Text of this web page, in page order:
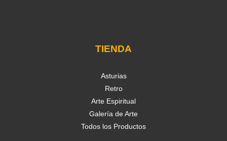
TIENDA
Asturias
Retro
Arte Espiritual
Galería de Arte
Todos los Productos